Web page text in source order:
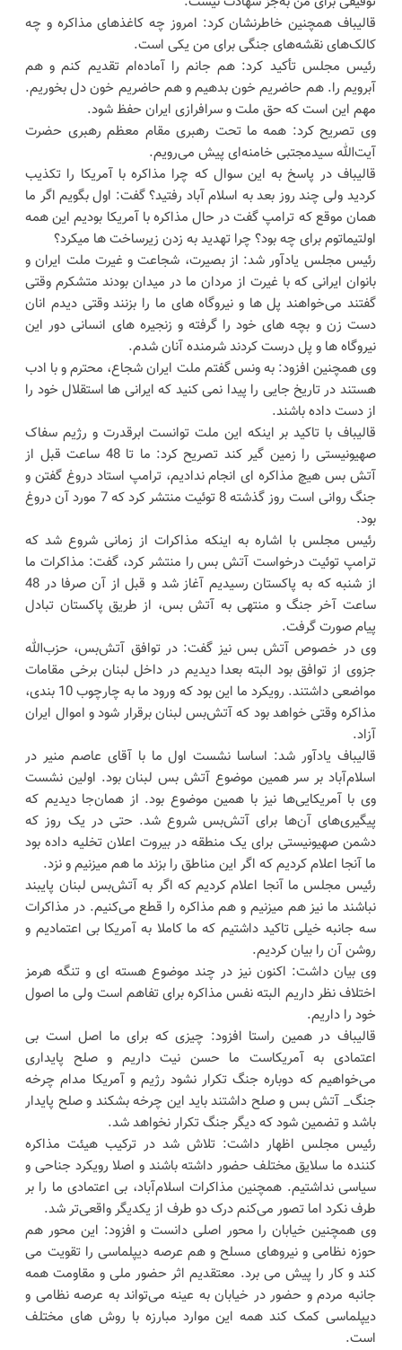
قالیباف همچنین خاطرنشان کرد: امروز چه کاغذهای مذاکره و چه
کالک‌های نقشه‌های جنگی برای من یکی است.
رئیس مجلس تأکید کرد: هم جانم را آماده‌ام تقدیم کنم و هم
آبرویم را. هم حاضریم خون بدهیم و هم حاضریم خون دل بخوریم.
مهم این است که حق ملت و سرافرازی ایران حفظ شود.
وی تصریح کرد: همه ما تحت رهبری مقام معظم رهبری حضرت
آیت‌الله سیدمجتبی خامنه‌ای پیش می‌رویم.
قالیباف در پاسخ به این سوال که چرا مذاکره با آمریکا را تکذیب
کردید ولی چند روز بعد به اسلام آباد رفتید؟ گفت: اول بگویم اگر ما
همان موقع که ترامپ گفت در حال مذاکره با آمریکا بودیم این همه
اولتیماتوم برای چه بود؟ چرا تهدید به زدن زیرساخت ها میکرد؟
رئیس مجلس یادآور شد: از بصیرت، شجاعت و غیرت ملت ایران و
بانوان ایرانی که با غیرت از مردان ما در میدان بودند متشکرم وقتی
گفتند می‌خواهند پل ها و نیروگاه های ما را بزنند وقتی دیدم انان
دست زن و بچه های خود را گرفته و زنجیره های انسانی دور این
نیروگاه ها و پل درست کردند شرمنده آنان شدم.
وی همچنین افزود: به ونس گفتم ملت ایران شجاع، محترم و با ادب
هستند در تاریخ جایی را پیدا نمی کنید که ایرانی ها استقلال خود را
از دست داده باشند.
قالیباف با تاکید بر اینکه این ملت توانست ابرقدرت و رژیم سفاک
صهیونیستی را زمین گیر کند تصریح کرد: ما تا 48 ساعت قبل از
آتش بس هیچ مذاکره ای انجام ندادیم، ترامپ استاد دروغ گفتن و
جنگ روانی است روز گذشته 8 توئیت منتشر کرد که 7 مورد آن دروغ
بود.
رئیس مجلس با اشاره به اینکه مذاکرات از زمانی شروع شد که
ترامپ توئیت درخواست آتش بس را منتشر کرد، گفت: مذاکرات ما
از شنبه که به پاکستان رسیدیم آغاز شد و قبل از آن صرفا در 48
ساعت آخر جنگ و منتهی به آتش بس، از طریق پاکستان تبادل
پیام صورت گرفت.
وی در خصوص آتش بس نیز گفت: در توافق آتش‌بس، حزب‌الله
جزوی از توافق بود البته بعدا دیدیم در داخل لبنان برخی مقامات
مواضعی داشتند. رویکرد ما این بود که ورود ما به چارچوب 10 بندی،
مذاکره وقتی خواهد بود که آتش‌بس لبنان برقرار شود و اموال ایران
آزاد.
قالیباف یادآور شد: اساسا نشست اول ما با آقای عاصم منیر در
اسلام‌آباد بر سر همین موضوع آتش بس لبنان بود. اولین نشست
وی با آمریکایی‌ها نیز با همین موضوع بود. از همان‌جا دیدیم که
پیگیری‌های آن‌ها برای آتش‌بس شروع شد. حتی در یک روز که
دشمن صهیونیستی برای یک منطقه در بیروت اعلان تخلیه داده بود
ما آنجا اعلام کردیم که اگر این مناطق را بزند ما هم میزنیم و نزد.
رئیس مجلس ما آنجا اعلام کردیم که اگر به آتش‌بس لبنان پایبند
نباشند ما نیز هم میزنیم و هم مذاکره را قطع می‌کنیم. در مذاکرات
سه جانبه خیلی تاکید داشتیم که ما کاملا به آمریکا بی اعتمادیم و
روشن آن را بیان کردیم.
وی بیان داشت: اکنون نیز در چند موضوع هسته ای و تنگه هرمز
اختلاف نظر داریم البته نفس مذاکره برای تفاهم است ولی ما اصول
خود را داریم.
قالیباف در همین راستا افزود: چیزی که برای ما اصل است بی
اعتمادی به آمریکاست ما حسن نیت داریم و صلح پایداری
می‌خواهیم که دوباره جنگ تکرار نشود رژیم و آمریکا مدام چرخه
جنگ_ آتش بس و صلح داشتند باید این چرخه بشکند و صلح پایدار
باشد و تضمین شود که دیگر جنگ تکرار نخواهد شد.
رئیس مجلس اظهار داشت: تلاش شد در ترکیب هیئت مذاکره
کننده ما سلایق مختلف حضور داشته باشند و اصلا رویکرد جناحی و
سیاسی نداشتیم. همچنین مذاکرات اسلام‌آباد، بی اعتمادی ما را بر
طرف نکرد اما تصور می‌کنم درک دو طرف از یکدیگر واقعی‌تر شد.
وی همچنین خیابان را محور اصلی دانست و افزود: این محور هم
حوزه نظامی و نیروهای مسلح و هم عرصه دیپلماسی را تقویت می
کند و کار را پیش می برد. معتقدیم اثر حضور ملی و مقاومت همه
جانبه مردم و حضور در خیابان به عینه می‌تواند به عرصه نظامی و
دیپلماسی کمک کند همه این موارد مبارزه با روش های مختلف
است.